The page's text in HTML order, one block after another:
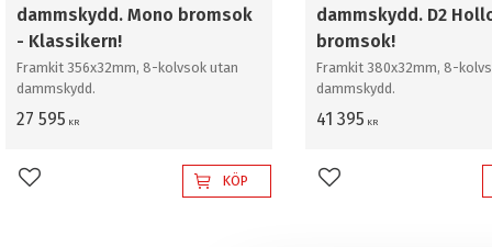
dammskydd. Mono bromsok
- Klassikern!
Framkit 356x32mm, 8-kolvsok utan
dammskydd.
27 595 KR
Lägg till i favoriter KÖP
dammskydd. D2
bromsok!
Framkit 380x32mm, 8-
dammskydd.
41 395 KR
Lägg till i favoriter